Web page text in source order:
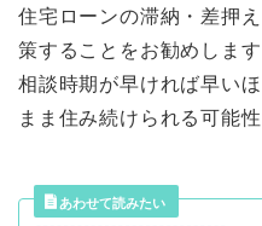
住宅ローンの滞納・差押
策することをお勧めします
相談時期が早ければ早い
まま住み続けられる可能